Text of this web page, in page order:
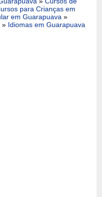
para Crianças em
em Guarapuava »
» Idiomas em Guarapuava